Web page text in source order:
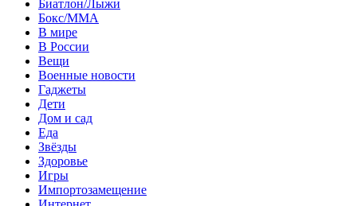
Биатлон/Лыжи
Бокс/MMA
В мире
В России
Вещи
Военные новости
Гаджеты
Дети
Дом и сад
Еда
Звёзды
Здоровье
Игры
Импортозамещение